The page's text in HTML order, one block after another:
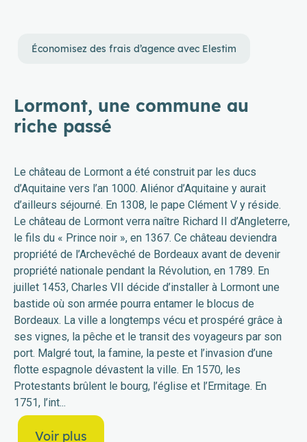
Économisez des frais d’agence avec Elestim
Lormont, une commune au
riche passé
Le château de Lormont a été construit par les ducs
d’Aquitaine vers l’an 1000. Aliénor d’Aquitaine y aurait
d’ailleurs séjourné. En 1308, le pape Clément V y réside.
Le château de Lormont verra naître Richard II d’Angleterre,
le fils du « Prince noir », en 1367. Ce château deviendra
propriété de l’Archevêché de Bordeaux avant de devenir
propriété nationale pendant la Révolution, en 1789. En
juillet 1453, Charles VII décide d’installer à Lormont une
bastide où son armée pourra entamer le blocus de
Bordeaux. La ville a longtemps vécu et prospéré grâce à
ses vignes, la pêche et le transit des voyageurs par son
port. Malgré tout, la famine, la peste et l’invasion d’une
flotte espagnole dévastent la ville. En 1570, les
Protestants brûlent le bourg, l’église et l’Ermitage. En
1751, l’int...
Voir plus